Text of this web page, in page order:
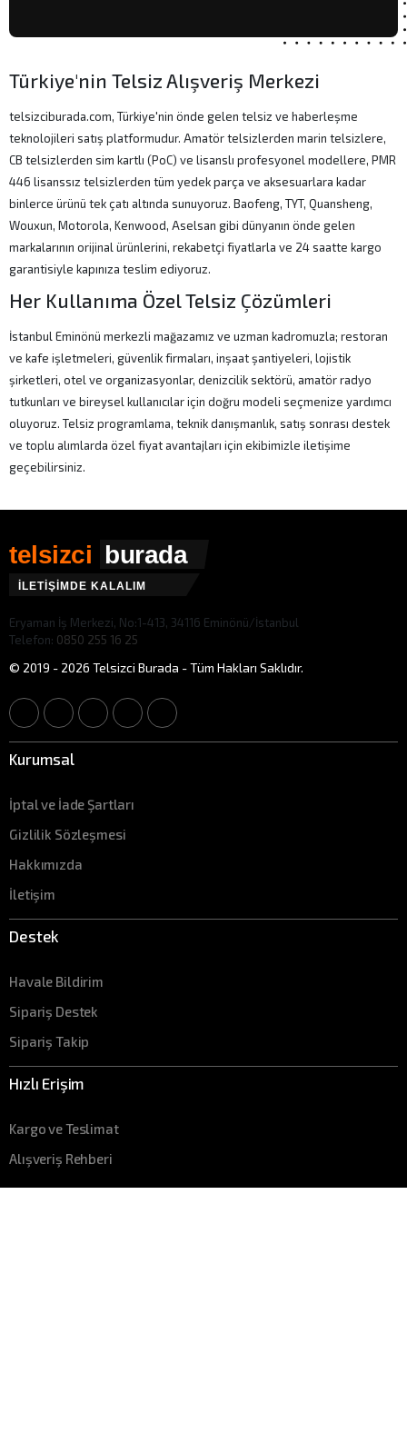
Türkiye'nin Telsiz Alışveriş Merkezi
telsizciburada.com, Türkiye'nin önde gelen telsiz ve haberleşme
teknolojileri satış platformudur. Amatör telsizlerden marin telsizlere,
CB telsizlerden sim kartlı (PoC) ve lisanslı profesyonel modellere, PMR
446 lisanssız telsizlerden tüm yedek parça ve aksesuarlara kadar
binlerce ürünü tek çatı altında sunuyoruz. Baofeng, TYT, Quansheng,
Wouxun, Motorola, Kenwood, Aselsan gibi dünyanın önde gelen
markalarının orijinal ürünlerini, rekabetçi fiyatlarla ve 24 saatte kargo
garantisiyle kapınıza teslim ediyoruz.
Her Kullanıma Özel Telsiz Çözümleri
İstanbul Eminönü merkezli mağazamız ve uzman kadromuzla; restoran
ve kafe işletmeleri, güvenlik firmaları, inşaat şantiyeleri, lojistik
şirketleri, otel ve organizasyonlar, denizcilik sektörü, amatör radyo
tutkunları ve bireysel kullanıcılar için doğru modeli seçmenize yardımcı
oluyoruz. Telsiz programlama, teknik danışmanlık, satış sonrası destek
ve toplu alımlarda özel fiyat avantajları için ekibimizle iletişime
geçebilirsiniz.
telsizci burada
İLETİŞİMDE KALALIM
Eryaman İş Merkezi, No:1-413, 34116 Eminönü/İstanbul
Telefon: 0850 255 16 25
© 2019 - 2026 Telsizci Burada - Tüm Hakları Saklıdır.
Kurumsal
İptal ve İade Şartları
Gizlilik Sözleşmesi
Hakkımızda
İletişim
Destek
Havale Bildirim
Sipariş Destek
Sipariş Takip
Hızlı Erişim
Kargo ve Teslimat
Alışveriş Rehberi